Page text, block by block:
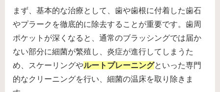
まず、基本的な治療として、歯や歯根に付着した歯石
やプラークを徹底的に除去することが重要です。歯周
ポケットが深くなると、通常のブラッシングでは届か
ない部分に細菌が繁殖し、炎症が進行してしまうた
め、スケーリングやルートプレーニングといった専門
的なクリーニングを行い、細菌の温床を取り除きま